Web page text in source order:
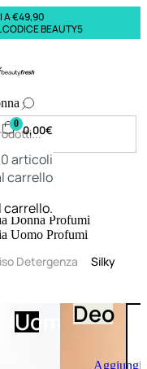
A €49,90
CODICE BEAUTY5
Donna
Donna Profumi
Uomo Profumi
UomoDeo
Aggiungi
0 0,00€
0articoli
carrello
carrello.
Detergenza
Silky